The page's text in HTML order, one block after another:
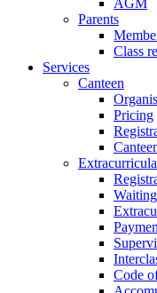
AGM
Parents
Class
Services
Canteen
Pricing
Code